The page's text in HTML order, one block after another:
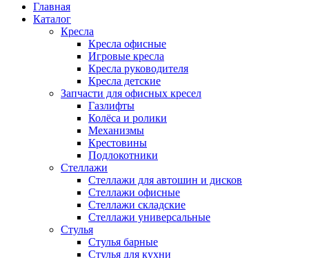
Главная
Каталог
Кресла
Кресла офисные
Игровые кресла
Кресла руководителя
Кресла детские
Запчасти для офисных кресел
Газлифты
Колёса и ролики
Механизмы
Крестовины
Подлокотники
Стеллажи
Стеллажи для автошин и дисков
Стеллажи офисные
Стеллажи складские
Стеллажи универсальные
Стулья
Стулья барные
Стулья для кухни